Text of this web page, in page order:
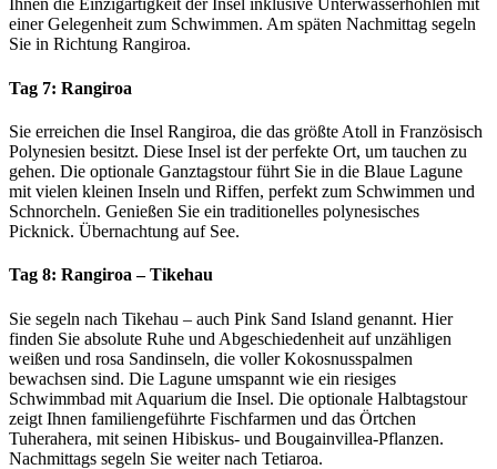
Ihnen die Einzigartigkeit der Insel inklusive Unterwasserhöhlen mit
einer Gelegenheit zum Schwimmen. Am späten Nachmittag segeln
Sie in Richtung Rangiroa.
Tag 7: Rangiroa
Sie erreichen die Insel Rangiroa, die das größte Atoll in Französisch
Polynesien besitzt. Diese Insel ist der perfekte Ort, um tauchen zu
gehen. Die optionale Ganztagstour führt Sie in die Blaue Lagune
mit vielen kleinen Inseln und Riffen, perfekt zum Schwimmen und
Schnorcheln. Genießen Sie ein traditionelles polynesisches
Picknick. Übernachtung auf See.
Tag 8: Rangiroa – Tikehau
Sie segeln nach Tikehau – auch Pink Sand Island genannt. Hier
finden Sie absolute Ruhe und Abgeschiedenheit auf unzähligen
weißen und rosa Sandinseln, die voller Kokosnusspalmen
bewachsen sind. Die Lagune umspannt wie ein riesiges
Schwimmbad mit Aquarium die Insel. Die optionale Halbtagstour
zeigt Ihnen familiengeführte Fischfarmen und das Örtchen
Tuherahera, mit seinen Hibiskus- und Bougainvillea-Pflanzen.
Nachmittags segeln Sie weiter nach Tetiaroa.